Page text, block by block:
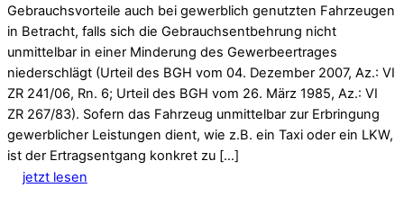
Gebrauchsvorteile auch bei gewerblich genutzten Fahrzeugen
in Betracht, falls sich die Gebrauchsentbehrung nicht
unmittelbar in einer Minderung des Gewerbeertrages
niederschlägt (Urteil des BGH vom 04. Dezember 2007, Az.: VI
ZR 241/06, Rn. 6; Urteil des BGH vom 26. März 1985, Az.: VI
ZR 267/83). Sofern das Fahrzeug unmittelbar zur Erbringung
gewerblicher Leistungen dient, wie z.B. ein Taxi oder ein LKW,
ist der Ertragsentgang konkret zu […]
jetzt lesen